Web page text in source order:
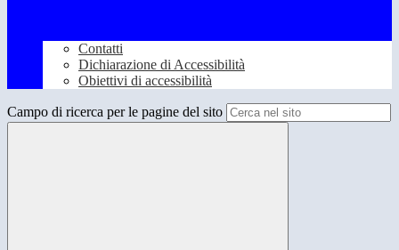
Contatti
Dichiarazione di Accessibilità
Obiettivi di accessibilità
Campo di ricerca per le pagine del sito